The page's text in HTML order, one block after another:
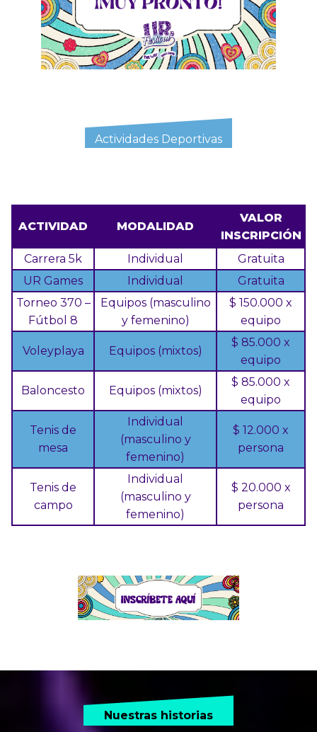
Actividades Deportivas
ACTIVIDAD MODALIDAD
VALOR
INSCRIPCIÓN
Carrera 5k
Individual
Gratuita
UR Games
Individual
Gratuita
Torneo 370 –
Fútbol 8
Equipos (masculino
y femenino)
$ 150.000 x
equipo
Voleyplaya Equipos (mixtos)
$ 85.000 x
equipo
Baloncesto Equipos (mixtos)
$ 85.000 x
equipo
Tenis de
mesa
Individual
(masculino y
femenino)
$ 12.000 x
persona
Tenis de
campo
Individual
(masculino y
femenino)
$ 20.000 x
persona
Nuestras historias